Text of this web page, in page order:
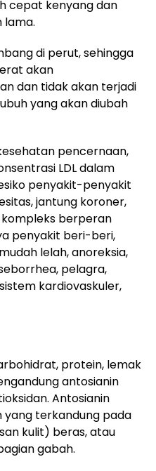
cepat kenyang dan
lama.
di perut, sehingga
akan
dan tidak akan terjadi
yang akan diubah
pencernaan,
LDL dalam
penyakit-penyakit
jantung koroner,
kompleks berperan
penyakit beri-beri,
lelah, anoreksia,
pelagra,
kardiovaskuler,
protein, lemak
antosianin
Antosianin
terkandung pada
kulit) beras, atau
gabah.